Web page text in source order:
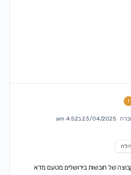
23/04/2025 ב4:52 am
של חובשות בירושלים מטעם מדא